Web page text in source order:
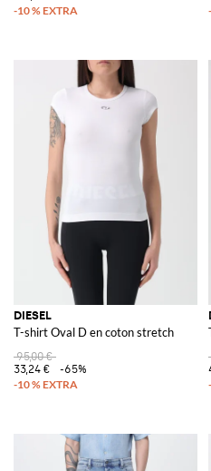
DIESEL
T-shirt Oval D en coton stretch
95,00 €
33,24 €
-65%